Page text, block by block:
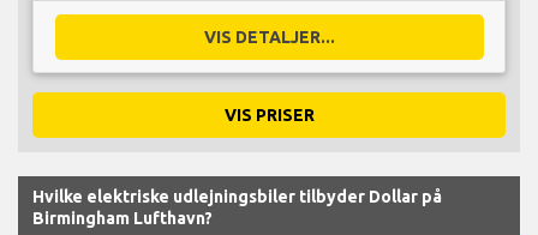
VIS DETALJER...
VIS PRISER
Hvilke elektriske udlejningsbiler tilbyder Dollar på
Birmingham Lufthavn?